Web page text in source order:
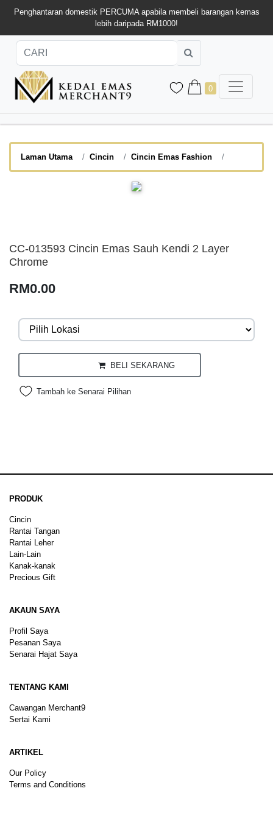
Penghantaran domestik PERCUMA apabila membeli barangan kemas
lebih daripada RM1000!
0
Laman Utama Cincin Cincin Emas Fashion
CC-013593 Cincin Emas Sauh Kendi 2 Layer
Chrome
RM0.00
BELI SEKARANG
Tambah ke Senarai Pilihan
PRODUK
Cincin
Rantai Tangan
Rantai Leher
Lain-Lain
Kanak-kanak
Precious Gift
AKAUN SAYA
Profil Saya
Pesanan Saya
Senarai Hajat Saya
TENTANG KAMI
Cawangan Merchant9
Sertai Kami
ARTIKEL
Our Policy
Terms and Conditions